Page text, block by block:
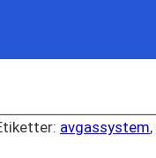
avgassystem,